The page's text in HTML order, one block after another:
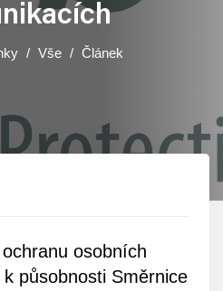
Vše Článek
osobních
působnosti Směrnice